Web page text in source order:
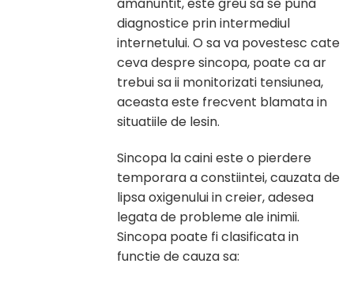
diagnostice prin intermediul
internetului. O sa va povestesc cate
ceva despre sincopa, poate ca ar
trebui sa ii monitorizati tensiunea,
aceasta este frecvent blamata in
situatiile de lesin.
Sincopa la caini este o pierdere
temporara a constiintei, cauzata de
lipsa oxigenului in creier, adesea
legata de probleme ale inimii.
Sincopa poate fi clasificata in
functie de cauza sa: